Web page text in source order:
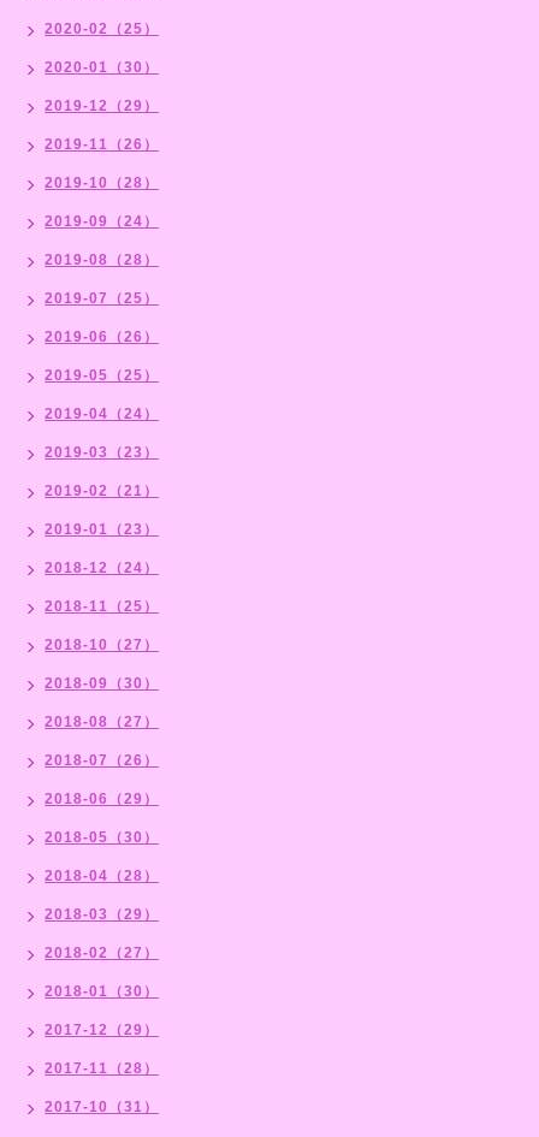
2020-02（25）
2020-01（30）
2019-12（29）
2019-11（26）
2019-10（28）
2019-09（24）
2019-08（28）
2019-07（25）
2019-06（26）
2019-05（25）
2019-04（24）
2019-03（23）
2019-02（21）
2019-01（23）
2018-12（24）
2018-11（25）
2018-10（27）
2018-09（30）
2018-08（27）
2018-07（26）
2018-06（29）
2018-05（30）
2018-04（28）
2018-03（29）
2018-02（27）
2018-01（30）
2017-12（29）
2017-11（28）
2017-10（31）